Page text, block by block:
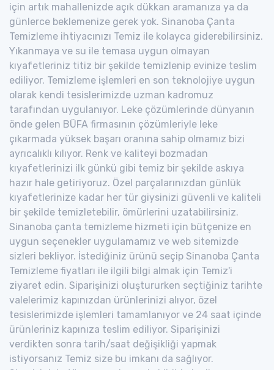
için artık mahallenizde açık dükkan aramanıza ya da
günlerce beklemenize gerek yok. Sinanoba Çanta
Temizleme ihtiyacınızı Temiz ile kolayca giderebilirsiniz.
Yıkanmaya ve su ile temasa uygun olmayan
kıyafetleriniz titiz bir şekilde temizlenip evinize teslim
ediliyor. Temizleme işlemleri en son teknolojiye uygun
olarak kendi tesislerimizde uzman kadromuz
tarafından uygulanıyor. Leke çözümlerinde dünyanın
önde gelen BÜFA firmasının çözümleriyle leke
çıkarmada yüksek başarı oranına sahip olmamız bizi
ayrıcalıklı kılıyor. Renk ve kaliteyi bozmadan
kıyafetlerinizi ilk günkü gibi temiz bir şekilde askıya
hazır hale getiriyoruz. Özel parçalarınızdan günlük
kıyafetlerinize kadar her tür giysinizi güvenli ve kaliteli
bir şekilde temizletebilir, ömürlerini uzatabilirsiniz.
Sinanoba çanta temizleme hizmeti için bütçenize en
uygun seçenekler uygulamamız ve web sitemizde
sizleri bekliyor. İstediğiniz ürünü seçip Sinanoba Çanta
Temizleme fiyatları ile ilgili bilgi almak için Temiz'i
ziyaret edin. Siparişinizi oluştururken seçtiğiniz tarihte
valelerimiz kapınızdan ürünlerinizi alıyor, özel
tesislerimizde işlemleri tamamlanıyor ve 24 saat içinde
ürünleriniz kapınıza teslim ediliyor. Siparişinizi
verdikten sonra tarih/saat değişikliği yapmak
istiyorsanız Temiz size bu imkanı da sağlıyor.